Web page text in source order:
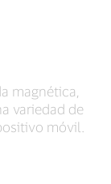
magnética,
variedad de
móvil.